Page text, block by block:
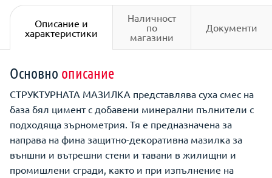
Описание и
характеристики
Наличност
по
магазини
Документи
Основно описание
СТРУКТУРНАТА МАЗИЛКА представлява суха смес на
база бял цимент с добавени минерални пълнители с
подходяща зърнометрия. Тя е предназначена за
направа на фина защитно-декоративна мазилка за
външни и вътрешни стени и тавани в жилищни и
промишлени сгради, както и при изпълнение на